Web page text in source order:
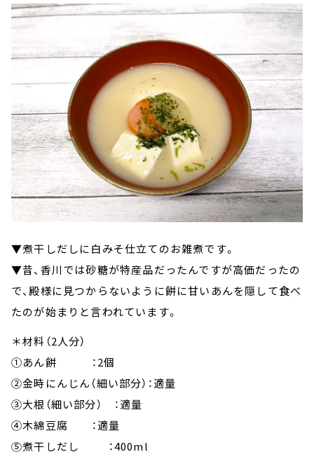
▼煮干しだしに白みそ仕立てのお雑煮です。
▼昔、香川では砂糖が特産品だったんですが高価だったの
で、殿様に見つからないように餅に甘いあんを隠して食べ
たのが始まりと言われています。
＊材料（2人分）
①あん餅 ：2個
②金時にんじん（細い部分）：適量
③大根（細い部分） ：適量
④木綿豆腐 ：適量
⑤煮干しだし ：400ml